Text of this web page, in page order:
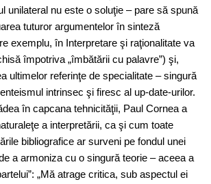
unilateral nu este o soluţie – pare să spună
tuturor argumentelor în sinteză
exemplu, în Interpretare şi raţionalitate va
împotriva „îmbătării cu palavre”) şi,
ultimelor referinţe de specialitate – singură
intrinsec şi firesc al up-date-urilor.
în capcana tehnicităţii, Paul Cornea a
a interpretării, ca şi cum toate
bibliografice ar surveni pe fondul unei
a armoniza cu o singură teorie – aceea a
„Mă atrage critica, sub aspectul ei